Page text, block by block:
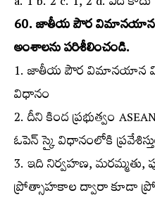
60. జాతీయ పౌర విమానయాన
అంశాలను పరిశీలించండి.
1. జాతీయ పౌర విమానయాన
విధానం
2. దీని కింద ప్రభుత్వం
ఓపెన్‌ స్కై విధానంలోకి
3. ఇది నిర్వహణ, మరమ్మతు,
ప్రోత్సాహకాల ద్వారా కూడా